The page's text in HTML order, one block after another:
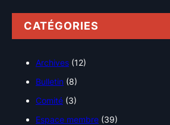
CATÉGORIES
Archives (12)
Bulletin (8)
Comité (3)
Espace membre (39)